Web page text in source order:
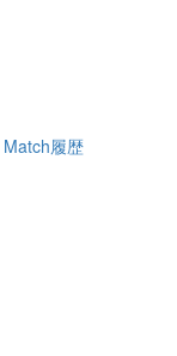
Match履歴